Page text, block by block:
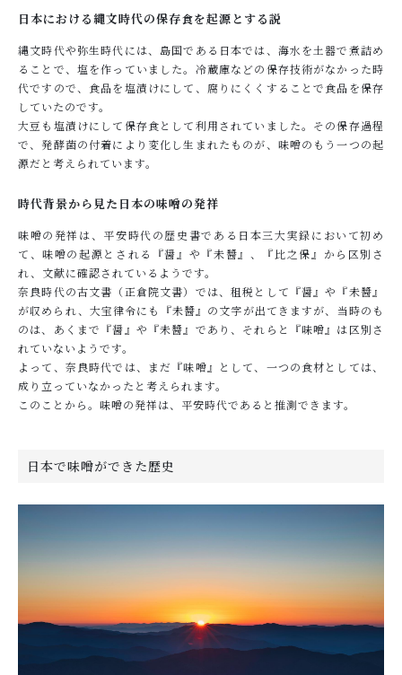
日本における縄文時代の保存食を起源とする説
縄文時代や弥生時代には、島国である日本では、海水を土器で煮詰め
ることで、塩を作っていました。冷蔵庫などの保存技術がなかった時
代ですので、食品を塩漬けにして、腐りにくくすることで食品を保存
していたのです。
大豆も塩漬けにして保存食として利用されていました。その保存過程
で、発酵菌の付着により変化し生まれたものが、味噌のもう一つの起
源だと考えられています。
時代背景から見た日本の味噌の発祥
味噌の発祥は、平安時代の歴史書である日本三大実録において初め
て、味噌の起源とされる『醤』や『未醬』、『比之保』から区別さ
れ、文献に確認されているようです。
奈良時代の古文書（正倉院文書）では、租税として『醤』や『未醬』
が収められ、大宝律令にも『未醬』の文字が出てきますが、当時のも
のは、あくまで『醤』や『未醬』であり、それらと『味噌』は区別さ
れていないようです。
よって、奈良時代では、まだ『味噌』として、一つの食材としては、
成り立っていなかったと考えられます。
このことから。味噌の発祥は、平安時代であると推測できます。
日本で味噌ができた歴史